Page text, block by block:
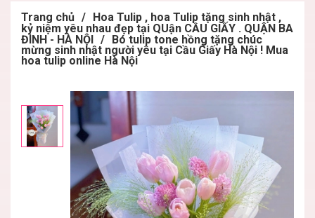
Trang chủ / Hoa Tulip , hoa Tulip tặng sinh nhật ,
kỷ niệm yêu nhau đẹp tại QUận CẦU GIẤY . QUẬN BA
ĐÌNH - HÀ NỘI / Bó tulip tone hồng tặng chúc
mừng sinh nhật người yêu tại Cầu Giấy Hà Nội ! Mua
hoa tulip online Hà Nội